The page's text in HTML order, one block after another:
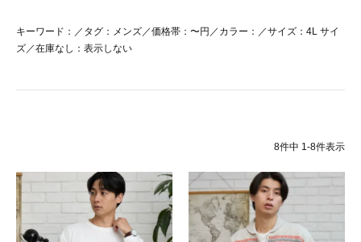
キーワード：／タグ：メンズ／価格帯：〜円／カラー：／サイズ：4L サイ
ズ／在庫なし：表示しない
8件中 1-8件表示